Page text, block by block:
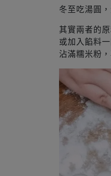
冬至吃湯圓
其實兩者的
或加入餡料
沾滿糯米粉